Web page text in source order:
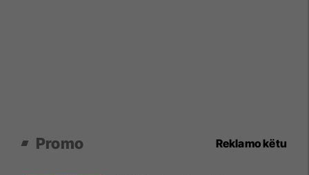
Promo Reklamo këtu